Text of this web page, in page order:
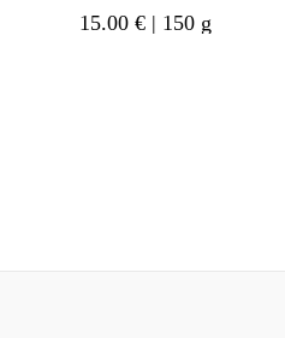
15.00€ | 150 g